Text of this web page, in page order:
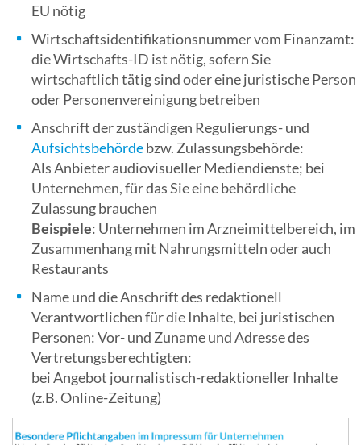
EU nötig
Wirtschaftsidentifikationsnummer vom Finanzamt:
die Wirtschafts-ID ist nötig, sofern Sie
wirtschaftlich tätig sind oder eine juristische Person
oder Personenvereinigung betreiben
Anschrift der zuständigen Regulierungs- und
Aufsichtsbehördebzw. Zulassungsbehörde:
Als Anbieter audiovisueller Mediendienste; bei
Unternehmen, für das Sie eine behördliche
Zulassung brauchen
Beispiele: Unternehmen im Arzneimittelbereich, im
Zusammenhang mit Nahrungsmitteln oder auch
Restaurants
Name und die Anschrift des redaktionell
Verantwortlichen für die Inhalte, bei juristischen
Personen: Vor- und Zuname und Adresse des
Vertretungsberechtigten:
bei Angebot journalistisch-redaktioneller Inhalte
(z.B. Online-Zeitung)